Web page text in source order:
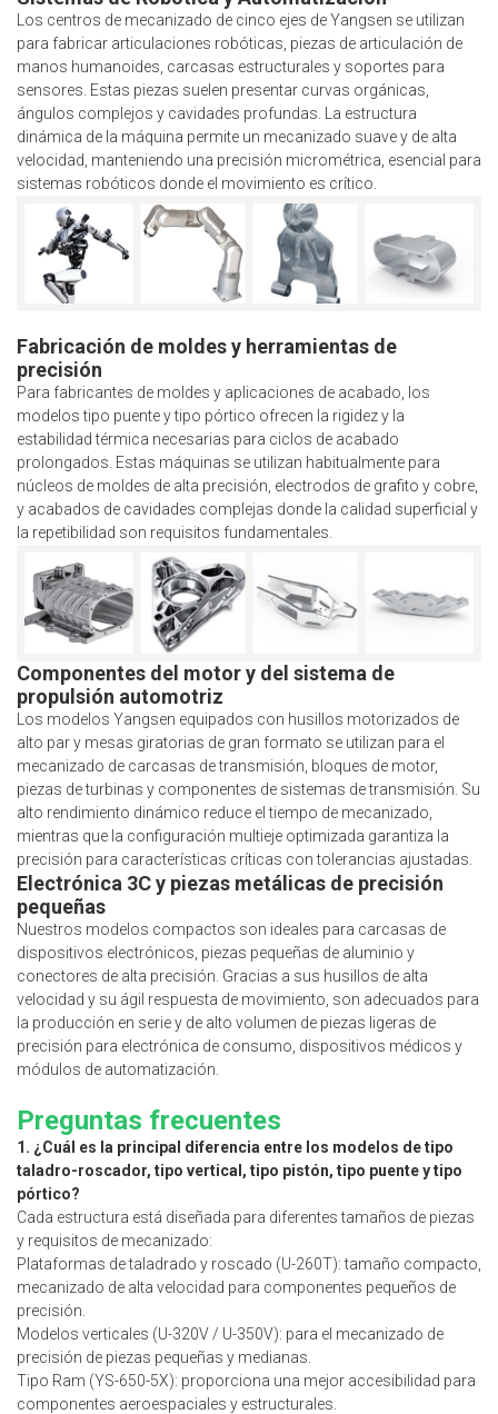
Los centros de mecanizado de cinco ejes de Yangsen se utilizan
para fabricar articulaciones robóticas, piezas de articulación de
manos humanoides, carcasas estructurales y soportes para
sensores. Estas piezas suelen presentar curvas orgánicas,
ángulos complejos y cavidades profundas. La estructura
dinámica de la máquina permite un mecanizado suave y de alta
velocidad, manteniendo una precisión micrométrica, esencial para
sistemas robóticos donde el movimiento es crítico.
Fabricación de moldes y herramientas de
precisión
Para fabricantes de moldes y aplicaciones de acabado, los
modelos tipo puente y tipo pórtico ofrecen la rigidez y la
estabilidad térmica necesarias para ciclos de acabado
prolongados. Estas máquinas se utilizan habitualmente para
núcleos de moldes de alta precisión, electrodos de grafito y cobre,
y acabados de cavidades complejas donde la calidad superficial y
la repetibilidad son requisitos fundamentales.
Componentes del motor y del sistema de
propulsión automotriz
Los modelos Yangsen equipados con husillos motorizados de
alto par y mesas giratorias de gran formato se utilizan para el
mecanizado de carcasas de transmisión, bloques de motor,
piezas de turbinas y componentes de sistemas de transmisión. Su
alto rendimiento dinámico reduce el tiempo de mecanizado,
mientras que la configuración multieje optimizada garantiza la
precisión para características críticas con tolerancias ajustadas.
Electrónica 3C y piezas metálicas de precisión
pequeñas
Nuestros modelos compactos son ideales para carcasas de
dispositivos electrónicos, piezas pequeñas de aluminio y
conectores de alta precisión. Gracias a sus husillos de alta
velocidad y su ágil respuesta de movimiento, son adecuados para
la producción en serie y de alto volumen de piezas ligeras de
precisión para electrónica de consumo, dispositivos médicos y
módulos de automatización.
Preguntas frecuentes
1. ¿Cuál es la principal diferencia entre los modelos de tipo
taladro-roscador, tipo vertical, tipo pistón, tipo puente y tipo
pórtico?
Cada estructura está diseñada para diferentes tamaños de piezas
y requisitos de mecanizado:
Plataformas de taladrado y roscado (U-260T): tamaño compacto,
mecanizado de alta velocidad para componentes pequeños de
precisión.
Modelos verticales (U-320V / U-350V): para el mecanizado de
precisión de piezas pequeñas y medianas.
Tipo Ram (YS-650-5X): proporciona una mejor accesibilidad para
componentes aeroespaciales y estructurales.